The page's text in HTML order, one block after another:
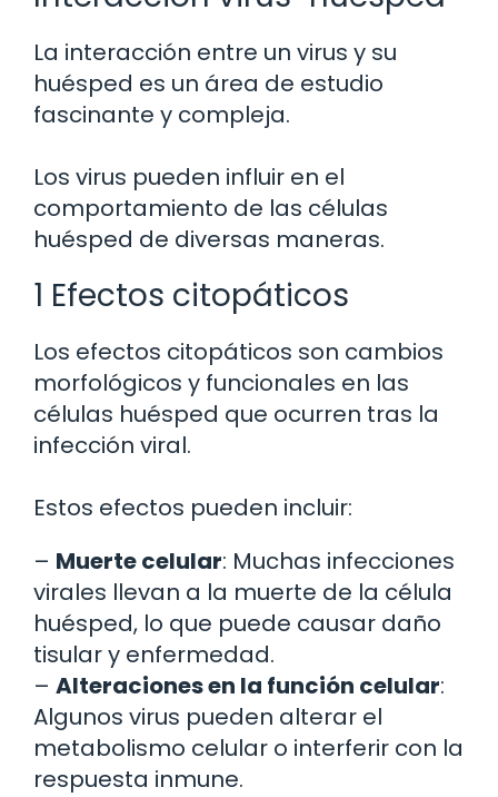
La interacción entre un virus y su
huésped es un área de estudio
fascinante y compleja.
Los virus pueden influir en el
comportamiento de las células
huésped de diversas maneras.
1 Efectos citopáticos
Los efectos citopáticos son cambios
morfológicos y funcionales en las
células huésped que ocurren tras la
infección viral.
Estos efectos pueden incluir:
– Muerte celular: Muchas infecciones
virales llevan a la muerte de la célula
huésped, lo que puede causar daño
tisular y enfermedad.
– Alteraciones en la función celular:
Algunos virus pueden alterar el
metabolismo celular o interferir con la
respuesta inmune.